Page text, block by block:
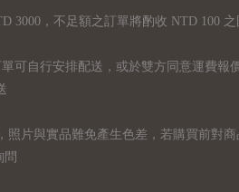
3000，不足額之訂單將酌收 NTD 100 之
可自行安排配送，或於雙方同意運費報
照片與實品難免產生色差，若購買前對商
問